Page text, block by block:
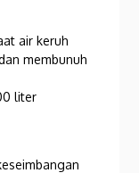
air keruh
membunuh
liter